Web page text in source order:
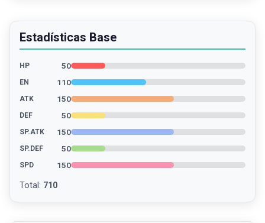
Estadísticas Base
HP 50
EN 110
ATK 150
DEF 50
SP.ATK 150
SP.DEF 50
SPD 150
Total : 710